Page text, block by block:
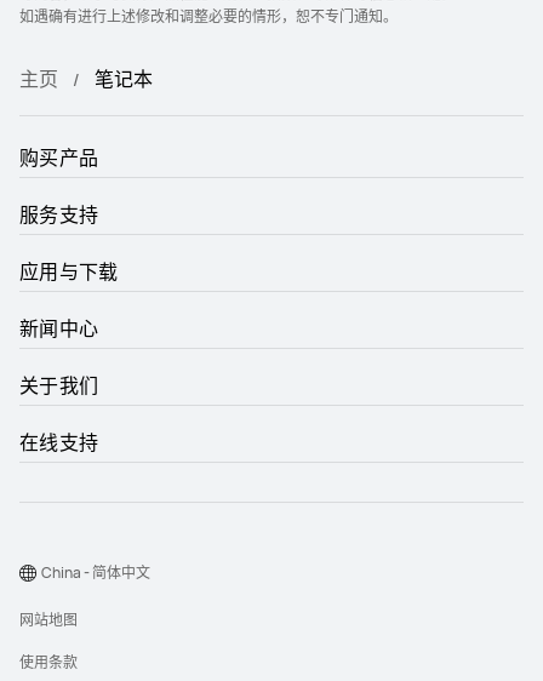
如遇确有进行上述修改和调整必要的情形，恕不专门通知。
主页 笔记本
购买产品
服务支持
应用与下载
新闻中心
关于我们
在线支持
网站地图
使用条款
China - 简体中文